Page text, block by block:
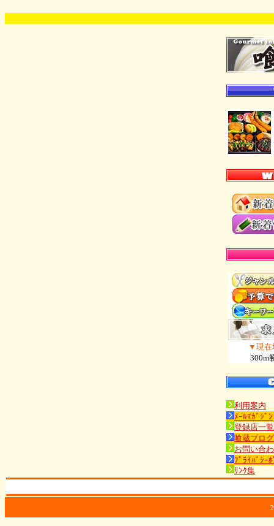
▼現在
300m
利用案内
ﾒｰﾙﾏｶﾞｼﾞﾝ
登録店一覧
喰蔵ブログ
お問い合
ﾌﾟﾗｲﾊﾞｼｰ
ﾘﾝｸ集